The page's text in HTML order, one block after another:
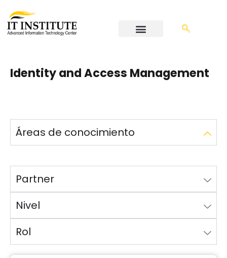
Identity and Access Management
Áreas de conocimiento
Partner
Nivel
Rol